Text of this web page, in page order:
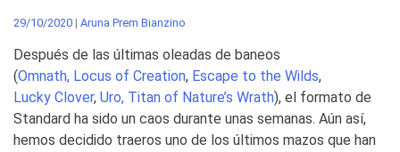
29/10/2020 | Aruna Prem Bianzino
Después de las últimas oleadas de baneos
(Omnath, Locus of Creation, Escape to the Wilds,
Lucky Clover, Uro, Titan of Nature’s Wrath), el formato de
Standard ha sido un caos durante unas semanas. Aún así,
hemos decidido traeros uno de los últimos mazos que han